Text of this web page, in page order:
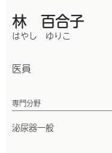
林 百合子
はやし ゆりこ
医員
専門分野
泌尿器一般